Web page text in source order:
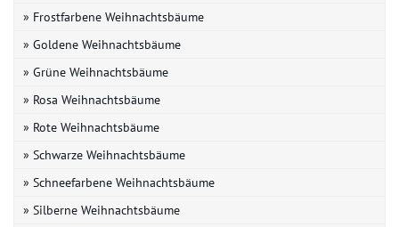
» Frostfarbene Weihnachtsbäume
» Goldene Weihnachtsbäume
» Grüne Weihnachtsbäume
» Rosa Weihnachtsbäume
» Rote Weihnachtsbäume
» Schwarze Weihnachtsbäume
» Schneefarbene Weihnachtsbäume
» Silberne Weihnachtsbäume